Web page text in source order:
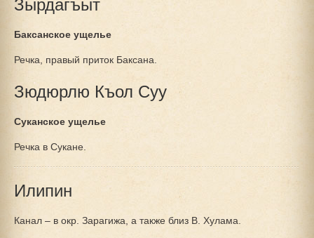
Баксанское ущелье
Речка, правый приток Баксана.
Зюдюрлю Къол Суу
Суканское ущелье
Речка в Сукане.
Илипин
Канал – в окр. Зарагижа, а также близ В. Хулама.